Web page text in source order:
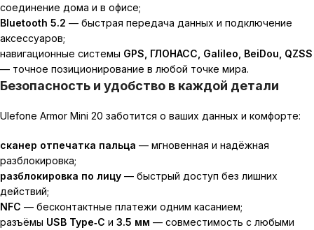
соединение дома и в офисе;
Bluetooth 5.2 — быстрая передача данных и подключение
аксессуаров;
навигационные системы GPS, ГЛОНАСС, Galileo, BeiDou, QZSS
— точное позиционирование в любой точке мира.
Безопасность и удобство в каждой детали
Ulefone Armor Mini 20 заботится о ваших данных и комфорте:
сканер отпечатка пальца — мгновенная и надёжная
разблокировка;
разблокировка по лицу — быстрый доступ без лишних
действий;
NFC — бесконтактные платежи одним касанием;
разъёмы USB Type‑C и 3.5 мм — совместимость с любыми